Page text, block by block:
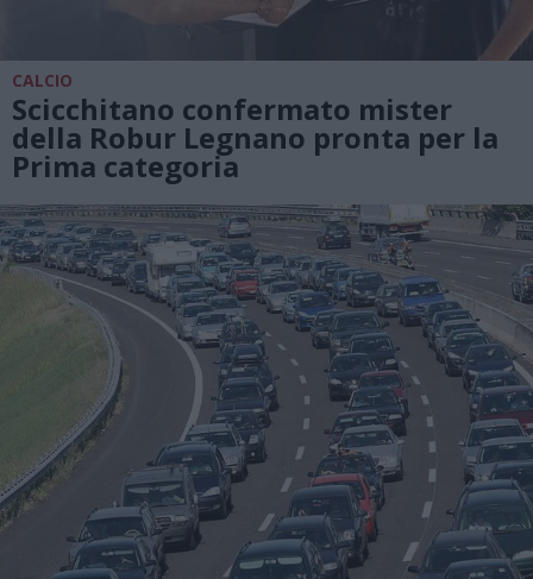
CALCIO
Scicchitano confermato mister
della Robur Legnano pronta per la
Prima categoria